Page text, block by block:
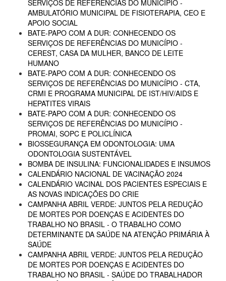
SERVIÇOS DE REFERÊNCIAS DO MUNICÍPIO -
AMBULATÓRIO MUNICIPAL DE FISIOTERAPIA, CEO E
APOIO SOCIAL
BATE-PAPO COM A DUR: CONHECENDO OS
SERVIÇOS DE REFERÊNCIAS DO MUNICÍPIO -
CEREST, CASA DA MULHER, BANCO DE LEITE
HUMANO
BATE-PAPO COM A DUR: CONHECENDO OS
SERVIÇOS DE REFERÊNCIAS DO MUNICÍPIO - CTA,
CRMI E PROGRAMA MUNICIPAL DE IST/HIV/AIDS E
HEPATITES VIRAIS
BATE-PAPO COM A DUR: CONHECENDO OS
SERVIÇOS DE REFERÊNCIAS DO MUNICÍPIO -
PROMAI, SOPC E POLICLÍNICA
BIOSSEGURANÇA EM ODONTOLOGIA: UMA
ODONTOLOGIA SUSTENTÁVEL
BOMBA DE INSULINA: FUNCIONALIDADES E INSUMOS
CALENDÁRIO NACIONAL DE VACINAÇÃO 2024
CALENDÁRIO VACINAL DOS PACIENTES ESPECIAIS E
AS NOVAS INDICAÇÕES DO CRIE
CAMPANHA ABRIL VERDE: JUNTOS PELA REDUÇÃO
DE MORTES POR DOENÇAS E ACIDENTES DO
TRABALHO NO BRASIL - O TRABALHO COMO
DETERMINANTE DA SAÚDE NA ATENÇÃO PRIMÁRIA À
SAÚDE
CAMPANHA ABRIL VERDE: JUNTOS PELA REDUÇÃO
DE MORTES POR DOENÇAS E ACIDENTES DO
TRABALHO NO BRASIL - SAÚDE DO TRABALHADOR